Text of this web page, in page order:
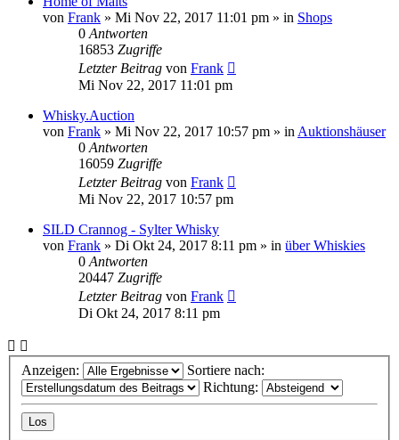
von Frank » Mi Nov 22, 2017 11:01 pm » in Shops
0 Antworten
16853 Zugriffe
Letzter Beitrag von Frank
Mi Nov 22, 2017 11:01 pm
Whisky.Auction
von Frank » Mi Nov 22, 2017 10:57 pm » in Auktionshäuser
0 Antworten
16059 Zugriffe
Letzter Beitrag von Frank
Mi Nov 22, 2017 10:57 pm
SILD Crannog - Sylter Whisky
von Frank » Di Okt 24, 2017 8:11 pm » in über Whiskies
0 Antworten
20447 Zugriffe
Letzter Beitrag von Frank
Di Okt 24, 2017 8:11 pm
Anzeigen:
Sortiere nach:
Richtung: